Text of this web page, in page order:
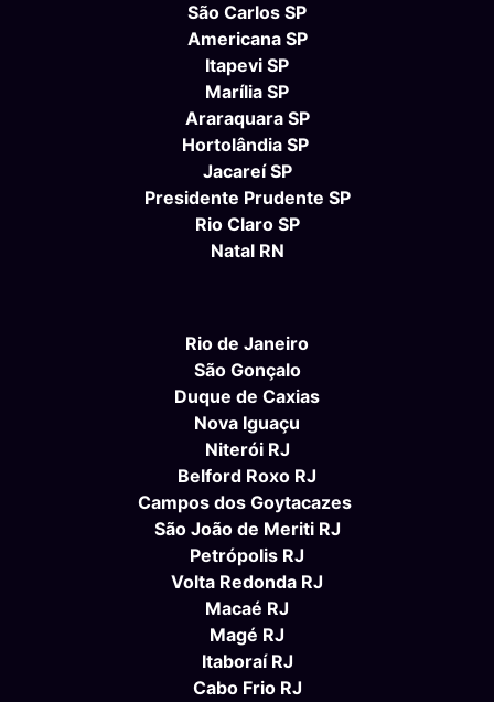
São Carlos SP
Americana SP
Itapevi SP
Marília SP
Araraquara SP
Hortolândia SP
Jacareí SP
Presidente Prudente SP
Rio Claro SP
Natal RN
Rio de Janeiro
São Gonçalo
Duque de Caxias
Nova Iguaçu
Niterói RJ
Belford Roxo RJ
Campos dos Goytacazes
São João de Meriti RJ
Petrópolis RJ
Volta Redonda RJ
Macaé RJ
Magé RJ
Itaboraí RJ
Cabo Frio RJ